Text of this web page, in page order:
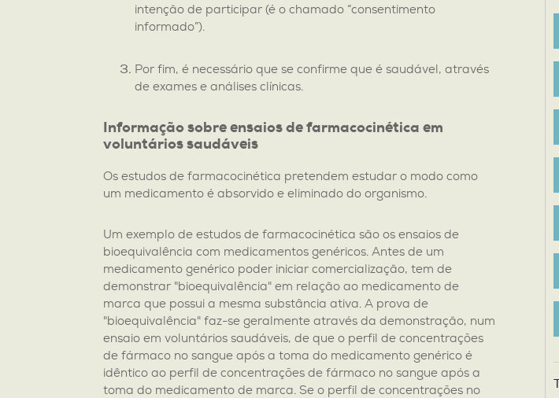
intenção de participar (é o chamado “consentimento
informado”).
Por fim, é necessário que se confirme que é saudável, através
de exames e análises clínicas.
Informação sobre ensaios de farmacocinética em
voluntários saudáveis
Os estudos de farmacocinética pretendem estudar o modo como
um medicamento é absorvido e eliminado do organismo.
Um exemplo de estudos de farmacocinética são os ensaios de
bioequivalência com medicamentos genéricos. Antes de um
medicamento genérico poder iniciar comercialização, tem de
demonstrar "bioequivalência" em relação ao medicamento de
marca que possui a mesma substância ativa. A prova de
"bioequivalência" faz-se geralmente através da demonstração, num
ensaio em voluntários saudáveis, de que o perfil de concentrações
de fármaco no sangue após a toma do medicamento genérico é
idêntico ao perfil de concentrações de fármaco no sangue após a
toma do medicamento de marca. Se o perfil de concentrações no